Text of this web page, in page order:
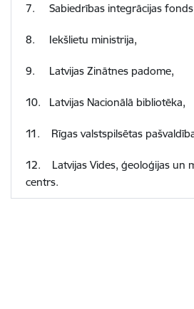
7. Sabiedrības integrācijas
8. Iekšlietu ministrija,
9. Latvijas Zinātnes padome,
10. Latvijas Nacionālā bibliotēka,
11. Rīgas valstspilsētas
12. Latvijas Vides, ģeoloģijas un
centrs.